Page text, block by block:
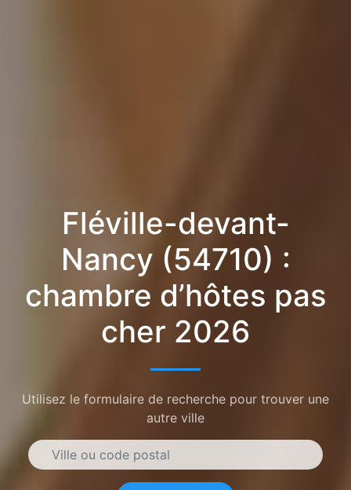
Fléville-devant-
Nancy (54710) :
chambre d’hôtes pas
cher 2026
Utilisez le formulaire de recherche pour trouver une
autre ville